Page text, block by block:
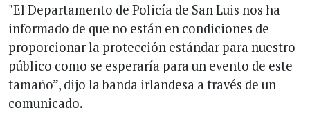
"El Departamento de Policía de San Luis nos ha
informado de que no están en condiciones de
proporcionar la protección estándar para nuestro
público como se esperaría para un evento de este
tamaño”, dijo la banda irlandesa a través de un
comunicado.